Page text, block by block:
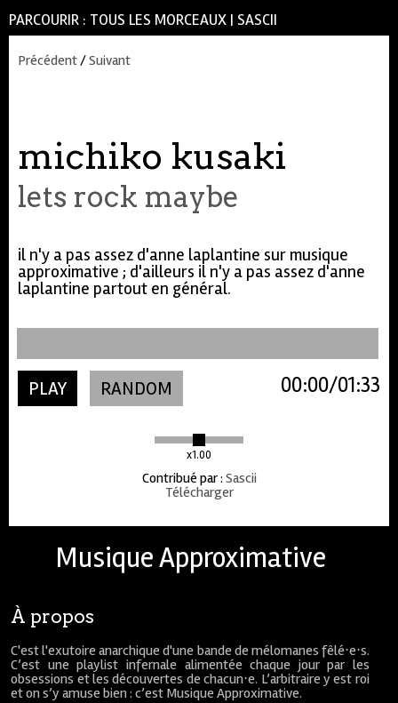
PARCOURIR : TOUS LES MORCEAUX | SASCII
Précédent/Suivant
michiko kusaki
lets rock maybe
il n'y a pas assez d'anne laplantine sur musique
approximative ; d'ailleurs il n'y a pas assez d'anne
laplantine partout en général.
PLAY RANDOM
x1.00
01:33
00:00
Contribué par: Sascii
Télécharger
Musique Approximative
À propos
C'est l'exutoire anarchique d'une bande de mélomanes fêlé⋅e⋅s.
C’est une playlist infernale alimentée chaque jour par les
obsessions et les découvertes de chacun⋅e. L’arbitraire y est roi
et on s’y amuse bien : c’est Musique Approximative.